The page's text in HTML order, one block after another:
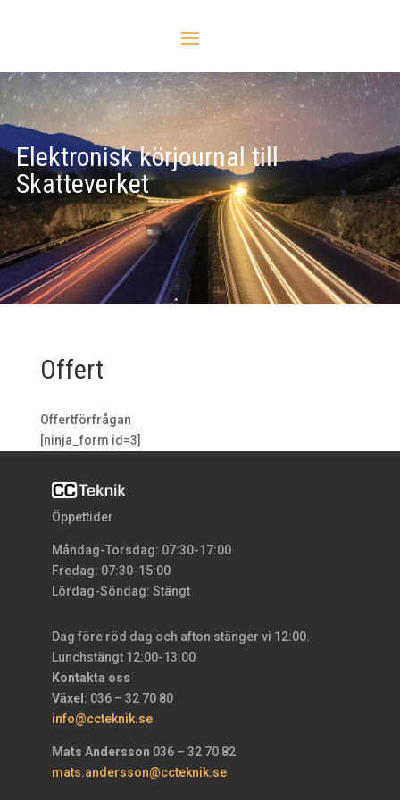
Elektronisk körjournal till
Skatteverket
Offert
Offertförfrågan
[ninja_form id=3]
Öppettider
Måndag-Torsdag: 07:30-17:00
Fredag: 07:30-15:00
Lördag-Söndag: Stängt
Dag före röd dag och afton stänger vi 12:00.
Lunchstängt 12:00-13:00
Kontakta oss
Växel: 036 – 32 70 80
info@ccteknik.se
Mats Andersson 036 – 32 70 82
mats.andersson@ccteknik.se